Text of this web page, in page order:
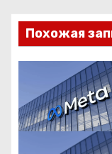
ц
и
п
о
Похожая